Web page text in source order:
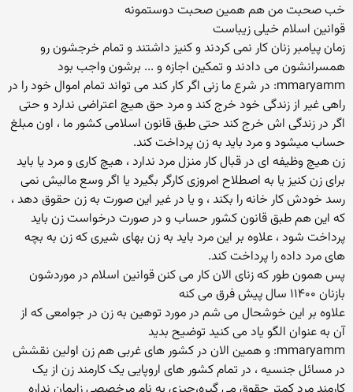
خب صحبت من هم همین صحبت دوستمونه
قوانین اسلام خیلی زیباست
زمان پیامبر زنان کار نمی کردند و کنیز داشتند و تمام خرجشون رو
همسرانشون می دادند و تمکین اجازه و ... برشون واجب بود
mmaryamm: در شرع ما زنی اگر کار کند می تواند تمام اموال خود را در
راهی غیر از زندگی خود خرج کند و مرد حق هیچ اعتراضی ندارد و حتی
اگر در زندگی اش خرج کند حتی طبق قانون اسلامی کشور ما ، اون مبلغ
حساب میشود و مرد باید به زن پرداخت کند.
زن هیچ وظیفه ای در قبال کار منزل مرد ندارد ، هیچ کاری و مرد یا باید
برای زن کنیز یا به اصطلاح امروزی کارگر بگیرد یا اگر وسع مالیش نمی
رسد خودش کار خانه را بکند ، و یا در غیر این صورت به زن حقوق دهد ،
که این هم طبق قانون کشور حساب و در صورت درخواست زن باید
پرداخت شود ، علاوه بر این مرد باید به زن بهای شیری که زن به بچه
های مرد داده را پرداخت کند.
پس همون طور که زنای الان کار می کنن قوانین اسلام در موردشون
بازنان ۱۱۴۰۰ سال پیش فرق می کنه
علاوه بر این خوشحال می شم در مورد توهین به زن در جوامعی که از
آن به عنوان الگو یاد می کنید توضیح بدید
mmaryamm: و همین الان در کشور های غربی هم زن اولین نقشش
در مسائل جنسیه ، در تمام کشور های اروپایی یک کارمند زن از یک